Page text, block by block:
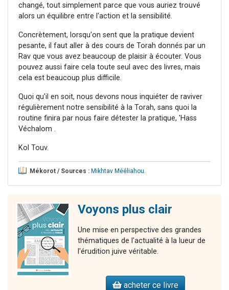
changé, tout simplement parce que vous auriez trouvé
alors un équilibre entre l'action et la sensibilité.
Concrètement, lorsqu'on sent que la pratique devient
pesante, il faut aller à des cours de Torah donnés par un
Rav que vous avez beaucoup de plaisir à écouter. Vous
pouvez aussi faire cela toute seul avec des livres, mais
cela est beaucoup plus difficile.
Quoi qu'il en soit, nous devons nous inquiéter de raviver
régulièrement notre sensibilité à la Torah, sans quoi la
routine finira par nous faire détester la pratique, 'Hass
Véchalom .
Kol Touv.
Mékorot / Sources : Mikhtav Mééliahou.
Voyons plus clair
Une mise en perspective des grandes
thématiques de l'actualité à la lueur de
l'érudition juive véritable.
acheter ce livre